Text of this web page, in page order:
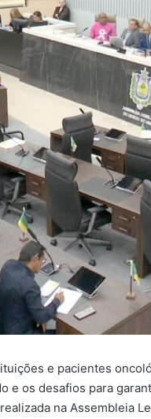
e pacientes
e os desafios para
na Assembleia